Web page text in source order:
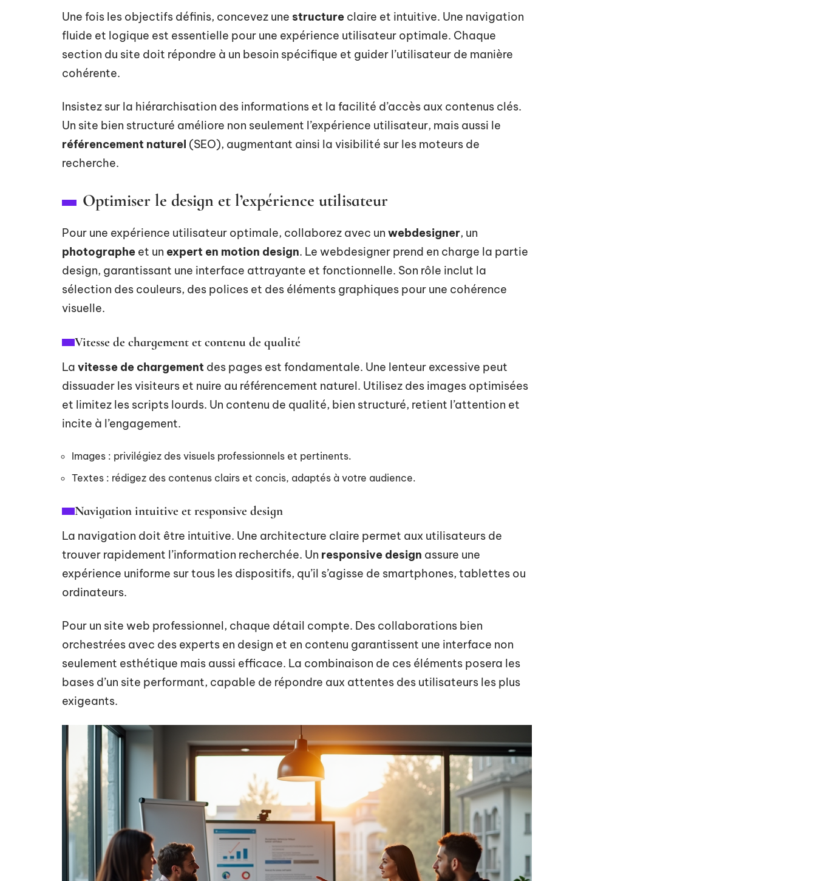
Une fois les objectifs définis, concevez une structure claire et intuitive. Une navigation
fluide et logique est essentielle pour une expérience utilisateur optimale. Chaque
section du site doit répondre à un besoin spécifique et guider l’utilisateur de manière
cohérente.
Insistez sur la hiérarchisation des informations et la facilité d’accès aux contenus clés.
Un site bien structuré améliore non seulement l’expérience utilisateur, mais aussi le
référencement naturel (SEO), augmentant ainsi la visibilité sur les moteurs de
recherche.
Optimiser le design et l’expérience utilisateur
Pour une expérience utilisateur optimale, collaborez avec un webdesigner, un
photographe et un expert en motion design. Le webdesigner prend en charge la partie
design, garantissant une interface attrayante et fonctionnelle. Son rôle inclut la
sélection des couleurs, des polices et des éléments graphiques pour une cohérence
visuelle.
Vitesse de chargement et contenu de qualité
La vitesse de chargement des pages est fondamentale. Une lenteur excessive peut
dissuader les visiteurs et nuire au référencement naturel. Utilisez des images optimisées
et limitez les scripts lourds. Un contenu de qualité, bien structuré, retient l’attention et
incite à l’engagement.
Images : privilégiez des visuels professionnels et pertinents.
Textes : rédigez des contenus clairs et concis, adaptés à votre audience.
Navigation intuitive et responsive design
La navigation doit être intuitive. Une architecture claire permet aux utilisateurs de
trouver rapidement l’information recherchée. Un responsive design assure une
expérience uniforme sur tous les dispositifs, qu’il s’agisse de smartphones, tablettes ou
ordinateurs.
Pour un site web professionnel, chaque détail compte. Des collaborations bien
orchestrées avec des experts en design et en contenu garantissent une interface non
seulement esthétique mais aussi efficace. La combinaison de ces éléments posera les
bases d’un site performant, capable de répondre aux attentes des utilisateurs les plus
exigeants.